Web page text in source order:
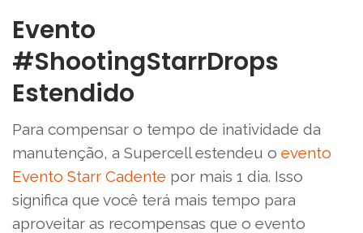
Evento
#ShootingStarrDrops
Estendido
Para compensar o tempo de inatividade da
manutenção, a Supercell estendeu o evento
Evento Starr Cadente por mais 1 dia. Isso
significa que você terá mais tempo para
aproveitar as recompensas que o evento